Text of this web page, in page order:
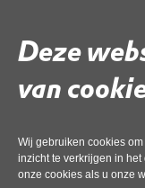
Deze
van
Wij gebruiken cookies
inzicht te verkrijgen in
onze cookies als u onze